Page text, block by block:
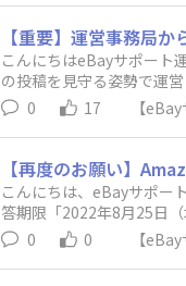
たします。◆申込期日：
日2日前（4日 日曜日中
【重要】運営事務局か
こんにちはeBayサポート
の投稿を見守る姿勢で運
あります。ただ、これに
営事務局スタッフは、こ
は以下の対応を行いたい
は今後削除対象となりま
しょう！eBayサポートチ
0 17 【
【再度のお願い】
こんにちは、eBayサポー
答期限「2022年8月25日
回答をよろしくお願いい
間：3分程度設問数：9問
nギフト券1,300円分をプ
0 0 【